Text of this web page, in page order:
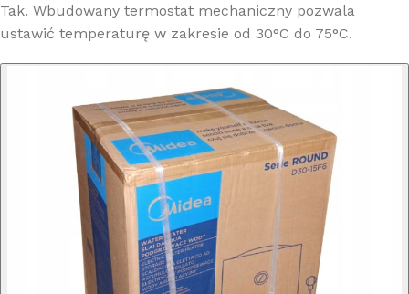
Tak. Wbudowany termostat mechaniczny pozwala
ustawić temperaturę w zakresie od 30°C do 75°C.